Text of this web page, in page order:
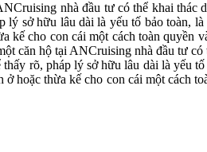
nhà đầu tư có thể khai thác
lý sở hữu lâu dài là yếu tố bảo toàn,
kế cho con cái một cách toàn quyền
căn hộ tại ANCruising nhà đầu tư có
rõ, pháp lý sở hữu lâu dài là yếu
hoặc thừa kế cho con cái một cách